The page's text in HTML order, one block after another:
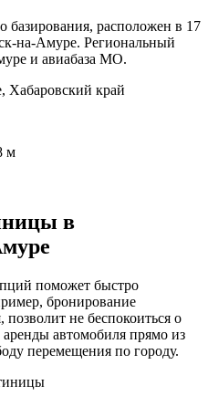
базирования, расположен в 17
на-Амуре. Региональный
и авиабаза МО.
Хабаровский край
м
в
поможет быстро
бронирование
не беспокоиться о
автомобиля прямо из
перемещения по городу.